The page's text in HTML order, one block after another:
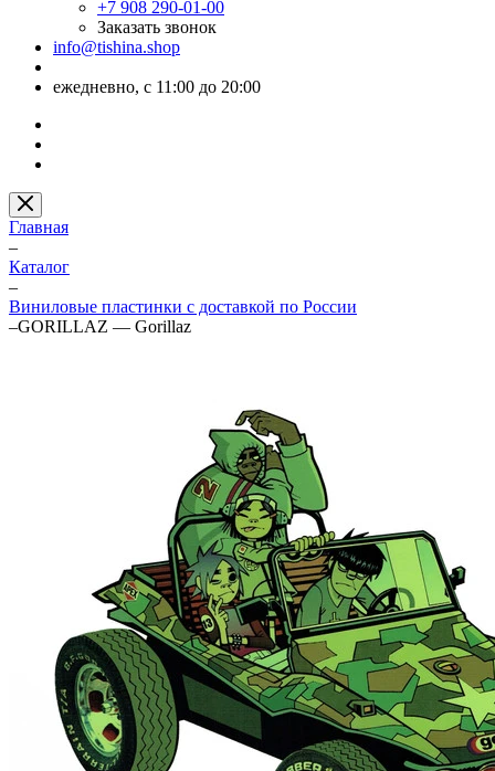
+7 908 290-01-00
Заказать звонок
info@tishina.shop
ежедневно, с 11:00 до 20:00
Главная
–
Каталог
–
Виниловые пластинки с доставкой по России
–GORILLAZ — Gorillaz